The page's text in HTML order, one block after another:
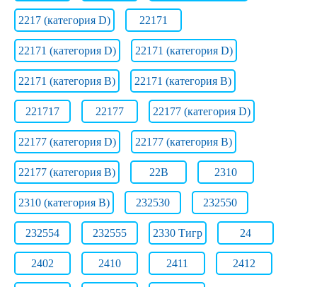
2217 (категория D) 22171
22171 (категория D) 22171 (категория D)
22171 (категория В) 22171 (категория В)
221717 22177 22177 (категория D)
22177 (категория D) 22177 (категория В)
22177 (категория В) 22B 2310
2310 (категория B) 232530 232550
232554 232555 2330 Тигр 24
2402 2410 2411 2412